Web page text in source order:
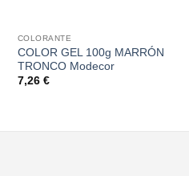
COLORANTE
COLOR GEL 100g MARRÓN
TRONCO Modecor
7,26 €